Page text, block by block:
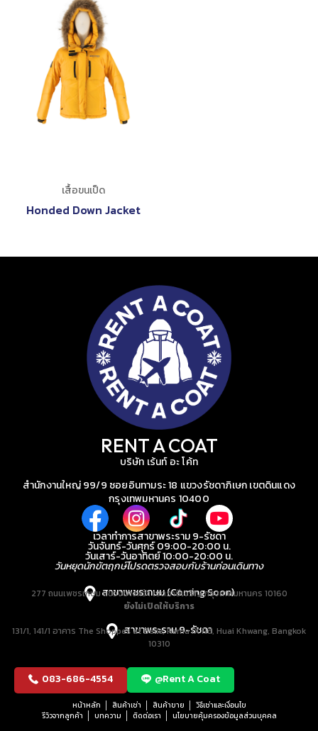
เสื้อขนเป็ด
Honded Down Jacket
RENT A COAT
บริษัท เร้นท์ อะ โค้ท
สำนักงานใหญ่ 99/9 ซอยอินทามระ 18 แขวงรัชดาภิเษก เขตดินแดง
กรุงเทพมหานคร 10400
เวลาทำการสาขาพระราม 9-รัชดา
วันจันทร์-วันศุกร์ 09:00-20:00 น.
วันเสาร์-วันอาทิตย์ 10:00-20:00 น.
วันหยุดนักขัตฤกษ์โปรดตรวจสอบกับร้านก่อนเดินทาง
สาขาเพชรเกษม (Coming Soon)
277 ถนนเพชรเกษม แขวงบางหว้า เขตภาษีเจริญ กรุงเทพมหานคร 10160
ยังไม่เปิดให้บริการ
สาขาพระราม 9-รัชดา
131/1, 141/1 อาคาร The Shoppes at Belle, Rama IX Rd, Huai Khwang, Bangkok
10310
083-686-4554 @Rent A Coat
หน้าหลัก สินค้าเช่า สินค้าขาย
วิธีเช่าและเงื่อนไข
รีวิวจากลูกค้า
บทความ ติดต่อเรา นโยบายคุ้มครองข้อมูลส่วนบุคคล